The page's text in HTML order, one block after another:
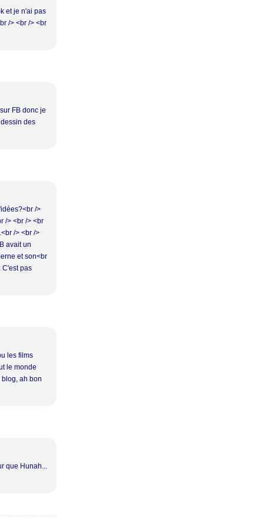
et je n'ai pas
/> <br /> <br
FB donc je
des
/>
/> <br /> <br
/> <br />
avait un
et son<br
C'est pas
les films
le monde
blog, ah bon
que Hunah...